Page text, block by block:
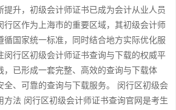
提升，初级会计师证书已成为会计从业人员
行区作为上海市的重要区域，其初级会计师
循国家统一标准，同时结合地方实际优化服
闵行区初级会计师证书查询与下载的权威平
，已形成一套完整、高效的查询与下载体
全、可靠的查询与下载服务。 闵行区初级会
方法 闵行区初级会计师证书查询官网是考生